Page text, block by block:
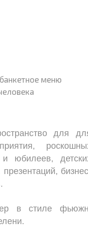
меню
для
юбилеев,
в стиле